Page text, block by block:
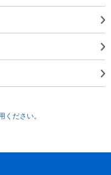
ください。